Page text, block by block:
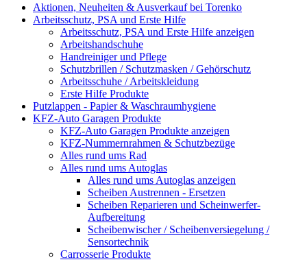
Aktionen, Neuheiten & Ausverkauf bei Torenko
Arbeitsschutz, PSA und Erste Hilfe
Arbeitsschutz, PSA und Erste Hilfe anzeigen
Arbeitshandschuhe
Handreiniger und Pflege
Schutzbrillen / Schutzmasken / Gehörschutz
Arbeitsschuhe / Arbeitskleidung
Erste Hilfe Produkte
Putzlappen - Papier & Waschraumhygiene
KFZ-Auto Garagen Produkte
KFZ-Auto Garagen Produkte anzeigen
KFZ-Nummernrahmen & Schutzbezüge
Alles rund ums Rad
Alles rund ums Autoglas
Alles rund ums Autoglas anzeigen
Scheiben Austrennen - Ersetzen
Scheiben Reparieren und Scheinwerfer-
Aufbereitung
Scheibenwischer / Scheibenversiegelung /
Sensortechnik
Carrosserie Produkte